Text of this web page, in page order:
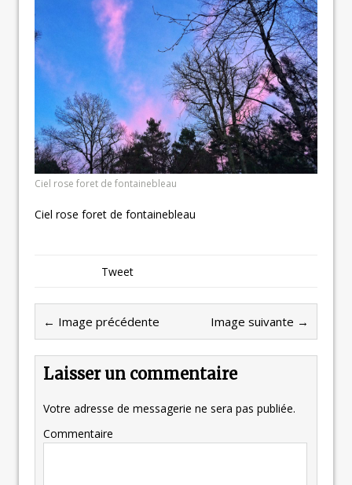
Ciel rose foret de fontainebleau
Ciel rose foret de fontainebleau
Tweet
← Image précédente Image suivante →
Laisser un commentaire
Votre adresse de messagerie ne sera pas publiée.
Commentaire